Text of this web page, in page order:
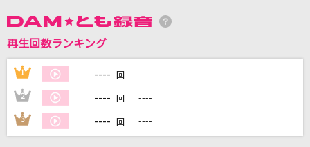
DAMに会員登録・ログインして
再生回数ランキング
1 ---- 回 ----
2 ---- 回 ----
3 ---- 回 ----